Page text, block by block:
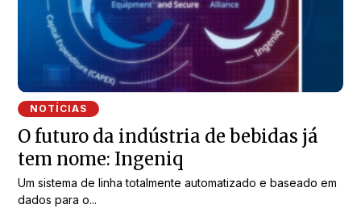
NOTÍCIAS
O futuro da indústria de bebidas já
tem nome: Ingeniq
Um sistema de linha totalmente automatizado e baseado em
dados para o...